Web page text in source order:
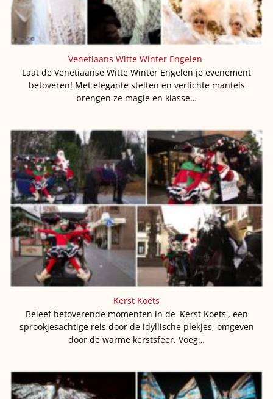
Venetiaans Witte Winter Engelen
Laat de Venetiaanse Witte Winter Engelen je evenement
betoveren! Met elegante stelten en verlichte mantels
brengen ze magie en klasse…
Kerst Koets
Beleef betoverende momenten in de 'Kerst Koets', een
sprookjesachtige reis door de idyllische plekjes, omgeven
door de warme kerstsfeer. Voeg…